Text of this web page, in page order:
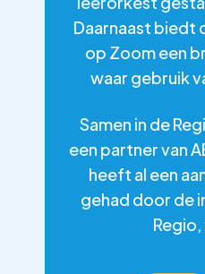
Daarnaast biedt
op Zoom een
waar gebruik
Samen in de
een partner van
heeft al een
gehad door de
Regio,